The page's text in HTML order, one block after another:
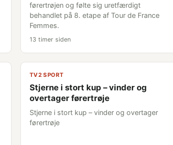
førertrøjen og følte sig uretfærdigt
behandlet på 8. etape af Tour de France
Femmes.
13 timer siden
TV2 SPORT
Stjerne i stort kup – vinder og
overtager førertrøje
Stjerne i stort kup – vinder og overtager
førertrøje